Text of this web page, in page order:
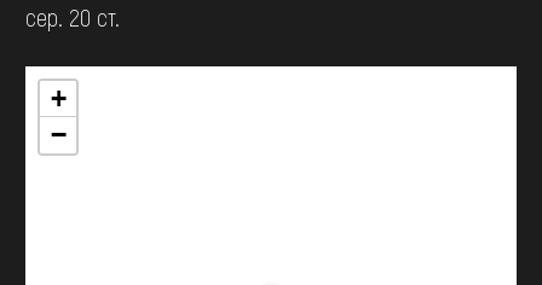
сер. 20 ст.
+
−